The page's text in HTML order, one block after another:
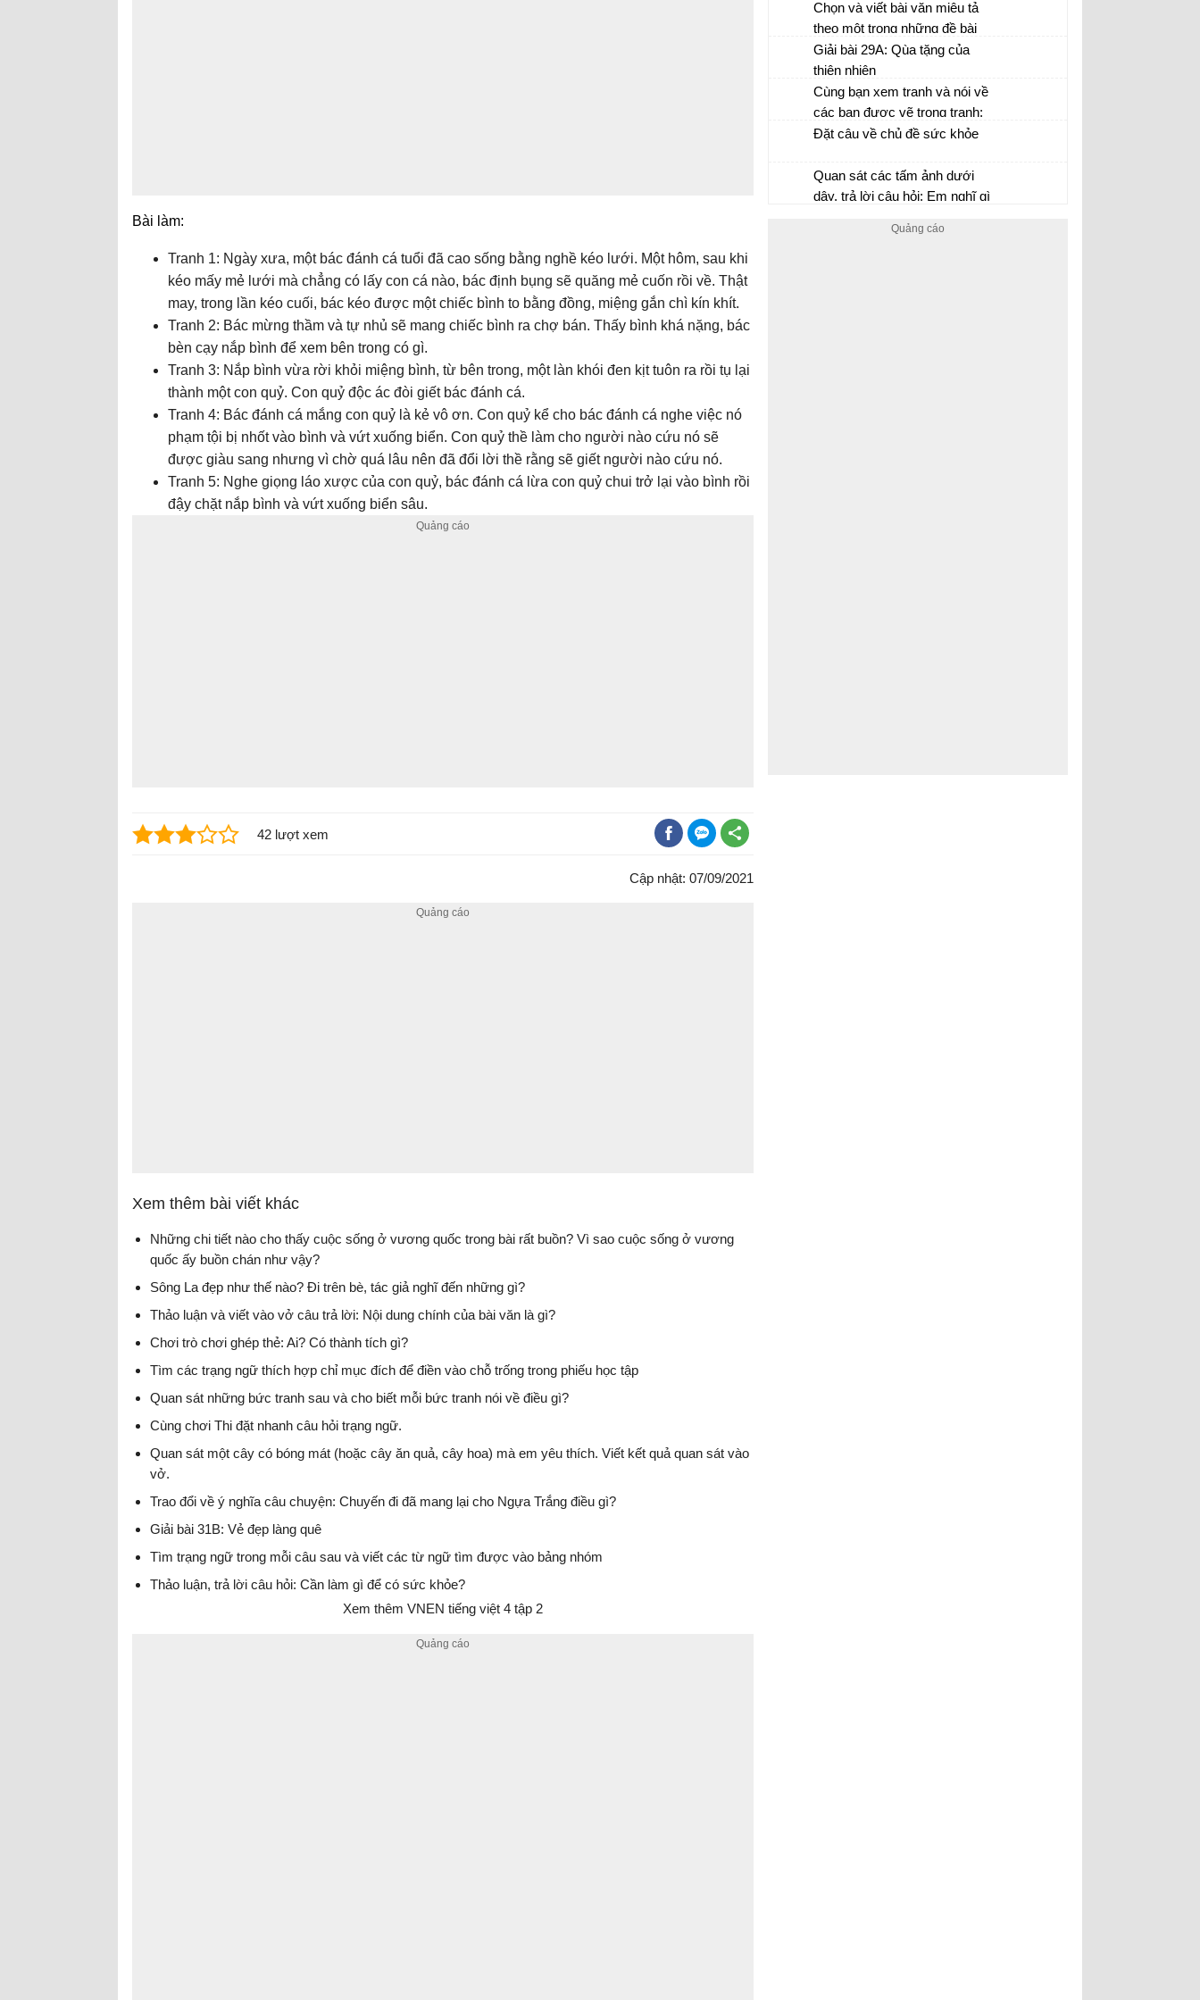
Bài làm:
Tranh 1: Ngày xưa, một bác đánh cá tuổi đã cao sống bằng nghề kéo lưới. Một hôm, sau khi
kéo mấy mẻ lưới mà chẳng có lấy con cá nào, bác định bụng sẽ quăng mẻ cuốn rồi về. Thật
may, trong lần kéo cuối, bác kéo được một chiếc bình to bằng đồng, miệng gắn chì kín khít.
Tranh 2: Bác mừng thầm và tự nhủ sẽ mang chiếc bình ra chợ bán. Thấy bình khá nặng, bác
bèn cạy nắp bình để xem bên trong có gì.
Tranh 3: Nắp bình vừa rời khỏi miệng bình, từ bên trong, một làn khói đen kịt tuôn ra rồi tụ lại
thành một con quỷ. Con quỷ độc ác đòi giết bác đánh cá.
Tranh 4: Bác đánh cá mắng con quỷ là kẻ vô ơn. Con quỷ kể cho bác đánh cá nghe việc nó
phạm tội bị nhốt vào bình và vứt xuống biển. Con quỷ thề làm cho người nào cứu nó sẽ
được giàu sang nhưng vì chờ quá lâu nên đã đổi lời thề rằng sẽ giết người nào cứu nó.
Tranh 5: Nghe giọng láo xược của con quỷ, bác đánh cá lừa con quỷ chui trở lại vào bình rồi
đậy chặt nắp bình và vứt xuống biển sâu.
42 lượt xem
Cập nhật: 07/09/2021
Xem thêm bài viết khác
Những chi tiết nào cho thấy cuộc sống ở vương quốc trong bài rất buồn? Vì sao cuộc sống ở vương
quốc ấy buồn chán như vậy?
Sông La đẹp như thế nào? Đi trên bè, tác giả nghĩ đến những gì?
Thảo luận và viết vào vở câu trả lời: Nội dung chính của bài văn là gì?
Chơi trò chơi ghép thẻ: Ai? Có thành tích gì?
Tìm các trạng ngữ thích hợp chỉ mục đích để điền vào chỗ trống trong phiếu học tập
Quan sát những bức tranh sau và cho biết mỗi bức tranh nói về điều gì?
Cùng chơi Thi đặt nhanh câu hỏi trạng ngữ.
Quan sát một cây có bóng mát (hoặc cây ăn quả, cây hoa) mà em yêu thích. Viết kết quả quan sát vào
vở.
Trao đổi về ý nghĩa câu chuyện: Chuyến đi đã mang lại cho Ngựa Trắng điều gì?
Giải bài 31B: Vẻ đẹp làng quê
Tìm trạng ngữ trong mỗi câu sau và viết các từ ngữ tìm được vào bảng nhóm
Thảo luận, trả lời câu hỏi: Cần làm gì để có sức khỏe?
Xem thêm VNEN tiếng việt 4 tập 2
cao của cái đẹp.
gì?
Chọn và viết bài văn miêu tả
theo một trong những đề bài
dưới đây: tả cây bóng mát, tả
cây ăn quả, tả một cây hoa
Giải bài 29A: Qùa tặng của
thiên nhiên
Cùng bạn xem tranh và nói về
các bạn được vẽ trong tranh:
Đặt câu về chủ đề sức khỏe
Quan sát các tấm ảnh dưới
dây, trả lời câu hỏi: Em nghĩ gì
trên? Nói 3-4 câu về hình ảnh